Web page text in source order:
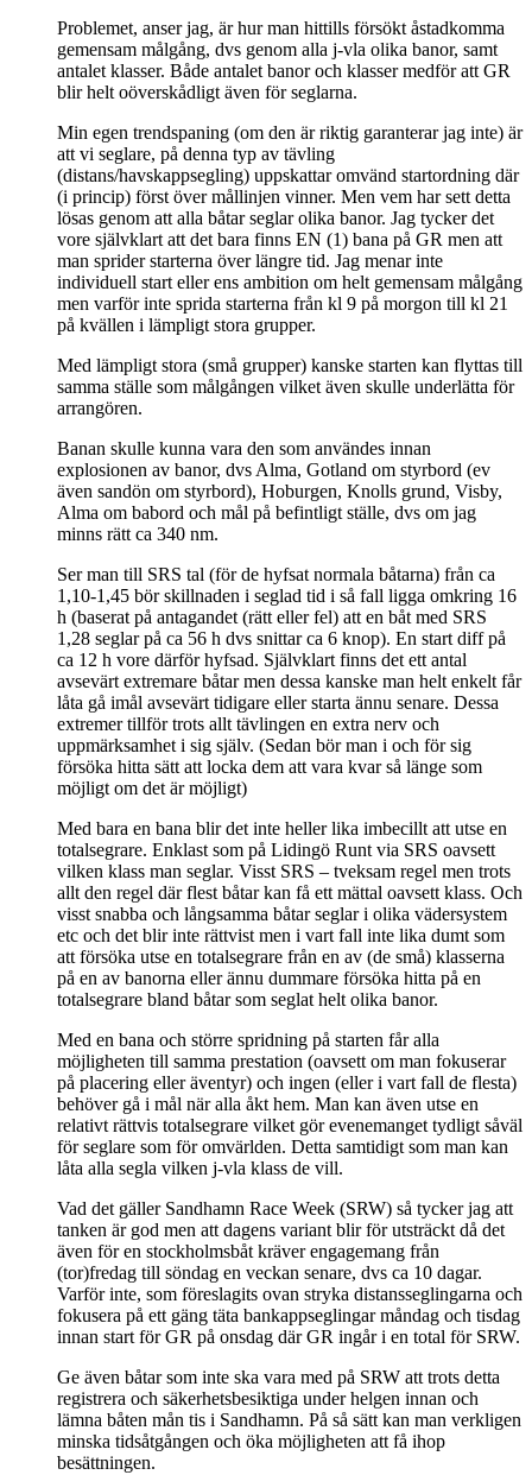
Problemet, anser jag, är hur man hittills försökt åstadkomma
gemensam målgång, dvs genom alla j-vla olika banor, samt
antalet klasser. Både antalet banor och klasser medför att GR
blir helt oöverskådligt även för seglarna.
Min egen trendspaning (om den är riktig garanterar jag inte) är
att vi seglare, på denna typ av tävling
(distans/havskappsegling) uppskattar omvänd startordning där
(i princip) först över mållinjen vinner. Men vem har sett detta
lösas genom att alla båtar seglar olika banor. Jag tycker det
vore självklart att det bara finns EN (1) bana på GR men att
man sprider starterna över längre tid. Jag menar inte
individuell start eller ens ambition om helt gemensam målgång
men varför inte sprida starterna från kl 9 på morgon till kl 21
på kvällen i lämpligt stora grupper.
Med lämpligt stora (små grupper) kanske starten kan flyttas till
samma ställe som målgången vilket även skulle underlätta för
arrangören.
Banan skulle kunna vara den som användes innan
explosionen av banor, dvs Alma, Gotland om styrbord (ev
även sandön om styrbord), Hoburgen, Knolls grund, Visby,
Alma om babord och mål på befintligt ställe, dvs om jag
minns rätt ca 340 nm.
Ser man till SRS tal (för de hyfsat normala båtarna) från ca
1,10-1,45 bör skillnaden i seglad tid i så fall ligga omkring 16
h (baserat på antagandet (rätt eller fel) att en båt med SRS
1,28 seglar på ca 56 h dvs snittar ca 6 knop). En start diff på
ca 12 h vore därför hyfsad. Självklart finns det ett antal
avsevärt extremare båtar men dessa kanske man helt enkelt får
låta gå imål avsevärt tidigare eller starta ännu senare. Dessa
extremer tillför trots allt tävlingen en extra nerv och
uppmärksamhet i sig själv. (Sedan bör man i och för sig
försöka hitta sätt att locka dem att vara kvar så länge som
möjligt om det är möjligt)
Med bara en bana blir det inte heller lika imbecillt att utse en
totalsegrare. Enklast som på Lidingö Runt via SRS oavsett
vilken klass man seglar. Visst SRS – tveksam regel men trots
allt den regel där flest båtar kan få ett mättal oavsett klass. Och
visst snabba och långsamma båtar seglar i olika vädersystem
etc och det blir inte rättvist men i vart fall inte lika dumt som
att försöka utse en totalsegrare från en av (de små) klasserna
på en av banorna eller ännu dummare försöka hitta på en
totalsegrare bland båtar som seglat helt olika banor.
Med en bana och större spridning på starten får alla
möjligheten till samma prestation (oavsett om man fokuserar
på placering eller äventyr) och ingen (eller i vart fall de flesta)
behöver gå i mål när alla åkt hem. Man kan även utse en
relativt rättvis totalsegrare vilket gör evenemanget tydligt såväl
för seglare som för omvärlden. Detta samtidigt som man kan
låta alla segla vilken j-vla klass de vill.
Vad det gäller Sandhamn Race Week (SRW) så tycker jag att
tanken är god men att dagens variant blir för utsträckt då det
även för en stockholmsbåt kräver engagemang från
(tor)fredag till söndag en veckan senare, dvs ca 10 dagar.
Varför inte, som föreslagits ovan stryka distansseglingarna och
fokusera på ett gäng täta bankappseglingar måndag och tisdag
innan start för GR på onsdag där GR ingår i en total för SRW.
Ge även båtar som inte ska vara med på SRW att trots detta
registrera och säkerhetsbesiktiga under helgen innan och
lämna båten mån tis i Sandhamn. På så sätt kan man verkligen
minska tidsåtgången och öka möjligheten att få ihop
besättningen.